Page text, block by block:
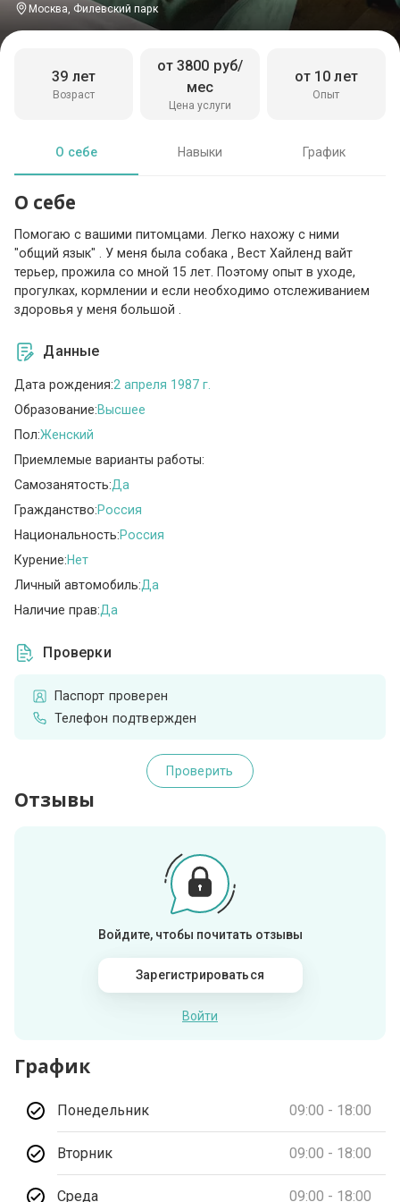
Москва, Филевский парк
Возраст
39 лет
Цена услуги
от 3800 руб/
мес
Опыт
от 10 лет
О себе Навыки График
О себе
Помогаю с вашими питомцами. Легко нахожу с ними
"общий язык" . У меня была собака , Вест Хайленд вайт
терьер, прожила со мной 15 лет. Поэтому опыт в уходе,
прогулках, кормлении и если необходимо отслеживанием
здоровья у меня большой .
Данные
Дата рождения:2 апреля 1987 г.
Образование:Высшее
Пол:Женский
Приемлемые варианты работы:
Самозанятость:Да
Гражданство:Россия
Национальность:Россия
Курение:Нет
Личный автомобиль:Да
Наличие прав:Да
Проверки
Паспорт проверен
Телефон подтвержден
Проверить
Отзывы
Войдите, чтобы почитать отзывы
Зарегистрироваться
Войти
График
Понедельник 09:00 - 18:00
Вторник 09:00 - 18:00
Среда 09:00 - 18:00